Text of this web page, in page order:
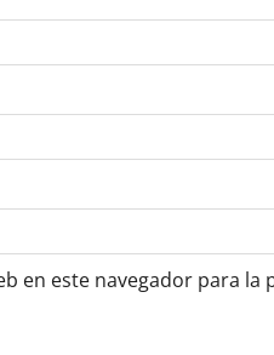
en este navegador para la